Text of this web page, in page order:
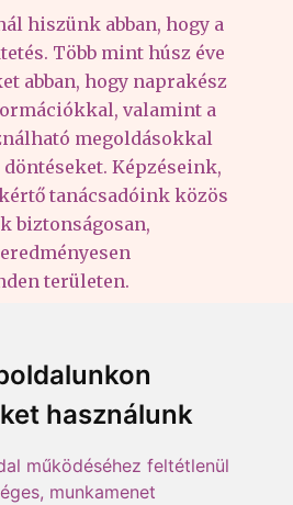
használunk
működéséhez feltétlenül
munkamenet
hiszünk abban, hogy a
Több mint húsz éve
abban, hogy naprakész
valamint a
megoldásokkal
Képzéseink,
tanácsadóink közös
biztonságosan,
területen.
99-105. 4. em.
883770